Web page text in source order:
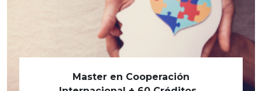
Master en Cooperación